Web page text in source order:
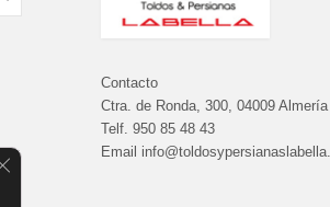
Contacto
Ctra. de Ronda, 300, 04009 Almería
Telf. 950 85 48 43
Email
Cerrar el banner de cookies RGPD